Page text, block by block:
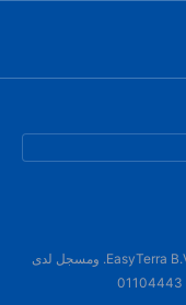
هذا الموقع الإلكتروني مملوك ومدار من قبل شركة EasyTerra B.V. ومسجل لدى